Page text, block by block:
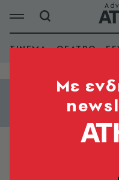
ΣΙΝΕΜΑ ΘΕΑΤΡΟ
Εμφάνιση
Emporio
Mε